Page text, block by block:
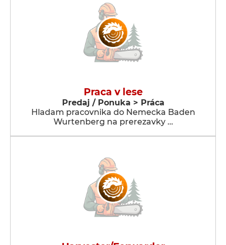
Praca v lese
Predaj / Ponuka > Práca
Hladam pracovnika do Nemecka Baden
Wurtenberg na prerezavky …